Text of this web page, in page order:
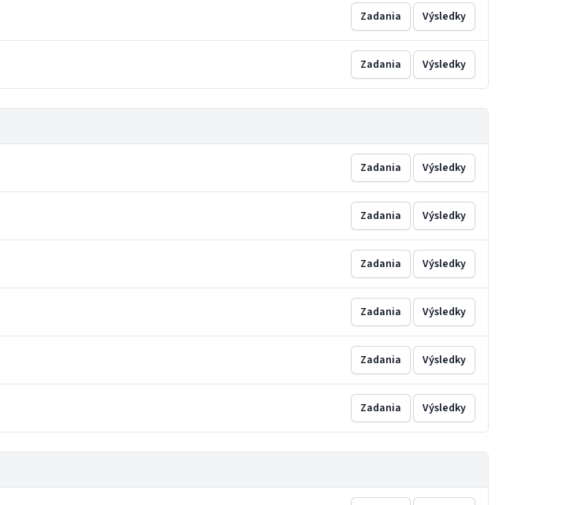
Zadania Výsledky
Zadania Výsledky
Zadania Výsledky
Zadania Výsledky
Zadania Výsledky
Zadania Výsledky
Zadania Výsledky
Zadania Výsledky